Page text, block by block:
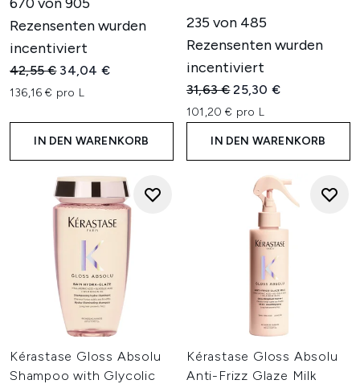
Rezensenten wurden
incentiviert
Unverbindliche Preisempfehlung:
42,55 € Aktueller Preis:
34,04 €
136,16 € pro L
IN DEN WARENKORB
235 von 485
Rezensenten wurden
incentiviert
Unverbindliche
31,63 €Aktueller Preis:
25,30 €
101,20 € pro L
IN DEN WARENKORB
Kérastase Gloss Absolu
Shampoo with Glycolic
Kérastase Gloss Absolu
Anti-Frizz Glaze Milk